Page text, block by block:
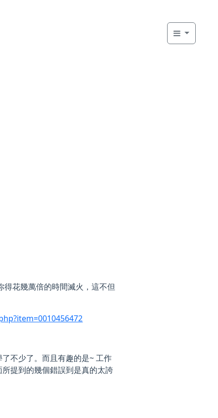
花幾萬倍的時間滅火，這不但
不少了。而且有趣的是~ 工作
提到的幾個錯誤到是真的太誇